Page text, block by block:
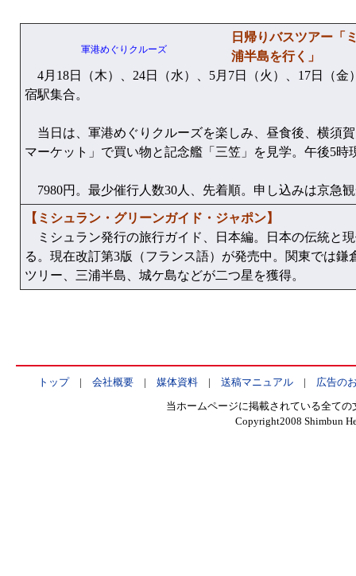
軍港めぐりクルーズ
日帰りバスツアー「
浦半島を行く」
4月18日（木）、24日（水）、5月7日（火）、17日（金
宿駅集合。
当日は、軍港めぐりクルーズを楽しみ、昼食後、横須
マーケット」で買い物と記念艦「三笠」を見学。午後5時
7980円。最少催行人数30人、先着順。申し込みは京急観
【ミシュラン・グリーンガイド・ジャポン】
ミシュラン発行の旅行ガイド、日本編。日本の伝統と
る。現在改訂第3版（フランス語）が発売中。関東では
ツリー、三浦半島、城ケ島などが二つ星を獲得。
トップ| 会社概要| 媒体資料| 送稿マニュアル| 広告の
当ホームページに掲載されている全て
Copyright2008 Shimbun